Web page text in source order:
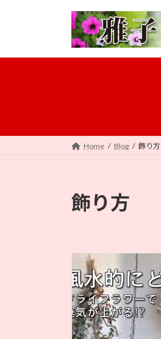
プ
動
Home Blog 飾り方
飾り方